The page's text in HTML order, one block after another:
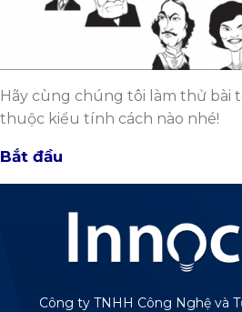
Hãy cùng chúng tôi làm thử bài
thuộc kiểu tính cách nào nhé!
Bắt đầu
Công ty TNHH Công Nghệ và